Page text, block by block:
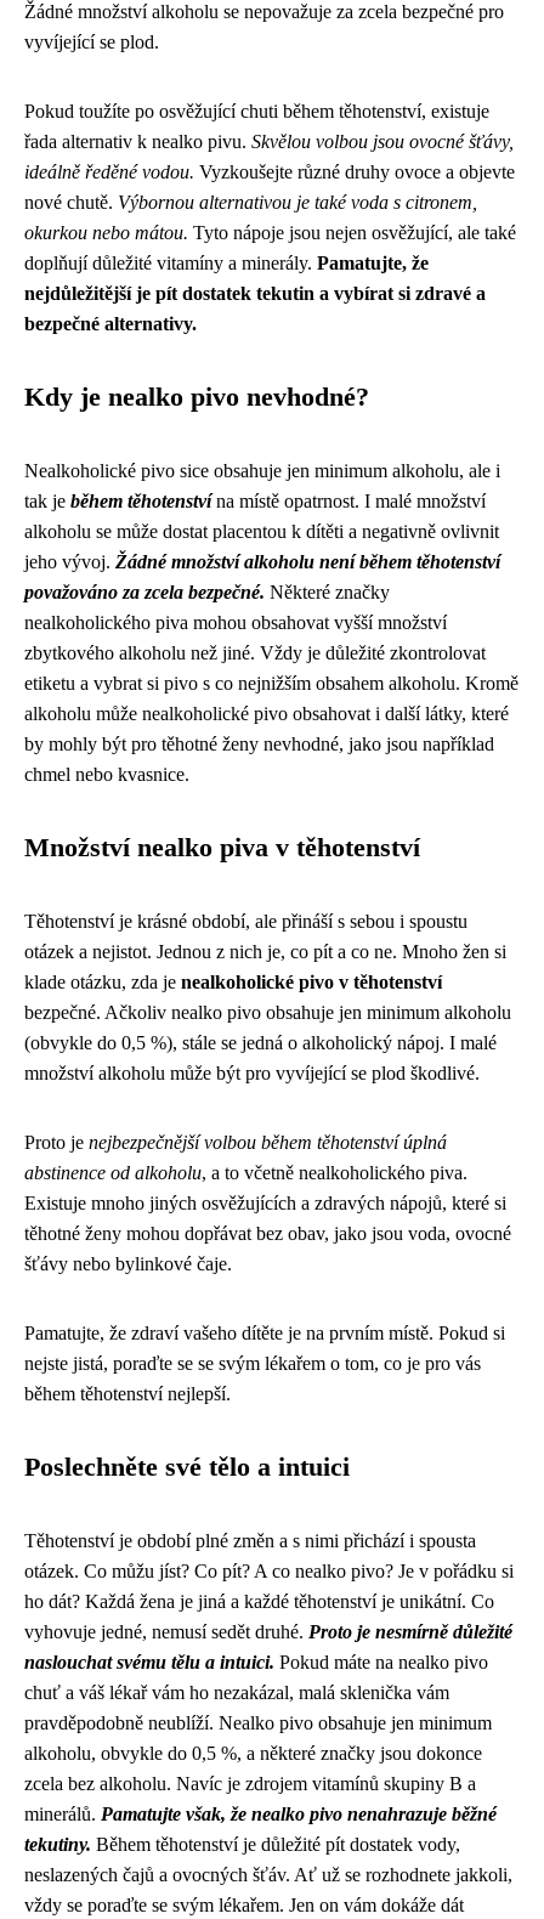
Žádné množství alkoholu se nepovažuje za zcela bezpečné pro
vyvíjející se plod.
Pokud toužíte po osvěžující chuti během těhotenství, existuje
řada alternativ k nealko pivu. Skvělou volbou jsou ovocné šťávy,
ideálně ředěné vodou. Vyzkoušejte různé druhy ovoce a objevte
nové chutě. Výbornou alternativou je také voda s citronem,
okurkou nebo mátou. Tyto nápoje jsou nejen osvěžující, ale také
doplňují důležité vitamíny a minerály. Pamatujte, že
nejdůležitější je pít dostatek tekutin a vybírat si zdravé a
bezpečné alternativy.
Kdy je nealko pivo nevhodné?
Nealkoholické pivo sice obsahuje jen minimum alkoholu, ale i
tak je během těhotenstvína místě opatrnost. I malé množství
alkoholu se může dostat placentou k dítěti a negativně ovlivnit
jeho vývoj. Žádné množství alkoholu není během těhotenství
považováno za zcela bezpečné. Některé značky
nealkoholického piva mohou obsahovat vyšší množství
zbytkového alkoholu než jiné. Vždy je důležité zkontrolovat
etiketu a vybrat si pivo s co nejnižším obsahem alkoholu. Kromě
alkoholu může nealkoholické pivo obsahovat i další látky, které
by mohly být pro těhotné ženy nevhodné, jako jsou například
chmel nebo kvasnice.
Množství nealko piva v těhotenství
Těhotenství je krásné období, ale přináší s sebou i spoustu
otázek a nejistot. Jednou z nich je, co pít a co ne. Mnoho žen si
klade otázku, zda je nealkoholické pivo v těhotenství
bezpečné. Ačkoliv nealko pivo obsahuje jen minimum alkoholu
(obvykle do 0,5 %), stále se jedná o alkoholický nápoj. I malé
množství alkoholu může být pro vyvíjející se plod škodlivé.
Proto je nejbezpečnější volbou během těhotenství úplná
abstinence od alkoholu, a to včetně nealkoholického piva.
Existuje mnoho jiných osvěžujících a zdravých nápojů, které si
těhotné ženy mohou dopřávat bez obav, jako jsou voda, ovocné
šťávy nebo bylinkové čaje.
Pamatujte, že zdraví vašeho dítěte je na prvním místě. Pokud si
nejste jistá, poraďte se se svým lékařem o tom, co je pro vás
během těhotenství nejlepší.
Poslechněte své tělo a intuici
Těhotenství je období plné změn a s nimi přichází i spousta
otázek. Co můžu jíst? Co pít? A co nealko pivo? Je v pořádku si
ho dát? Každá žena je jiná a každé těhotenství je unikátní. Co
vyhovuje jedné, nemusí sedět druhé. Proto je nesmírně důležité
naslouchat svému tělu a intuici. Pokud máte na nealko pivo
chuť a váš lékař vám ho nezakázal, malá sklenička vám
pravděpodobně neublíží. Nealko pivo obsahuje jen minimum
alkoholu, obvykle do 0,5 %, a některé značky jsou dokonce
zcela bez alkoholu. Navíc je zdrojem vitamínů skupiny B a
minerálů. Pamatujte však, že nealko pivo nenahrazuje běžné
tekutiny. Během těhotenství je důležité pít dostatek vody,
neslazených čajů a ovocných šťáv. Ať už se rozhodnete jakkoli,
vždy se poraďte se svým lékařem. Jen on vám dokáže dát